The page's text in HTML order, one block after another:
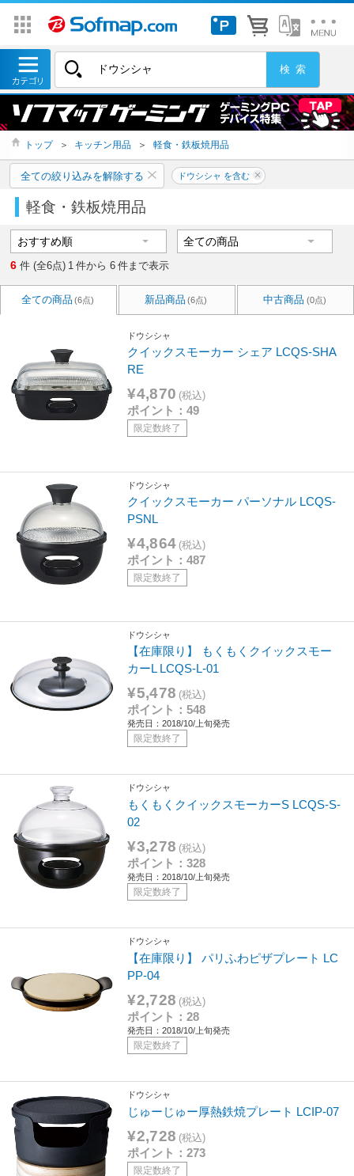
トップ ＞ キッチン用品 ＞ 軽食・鉄板焼用品
全ての絞り込みを解除する ドウシシャ を含む
軽食・鉄板焼用品
6 件 (全6点) 1 件から 6 件まで表示
全ての商品 (6点) 新品商品 (6点) 中古商品 (0点)
ドウシシャ
クイックスモーカー シェア LCQS-SHA
RE
¥4,870 (税込)
ポイント：49
限定数終了
ドウシシャ
クイックスモーカー パーソナル LCQS-
PSNL
¥4,864 (税込)
ポイント：487
限定数終了
ドウシシャ
【在庫限り】 もくもくクイックスモー
カーL LCQS-L-01
¥5,478 (税込)
ポイント：548
発売日：2018/10/上旬発売
限定数終了
ドウシシャ
もくもくクイックスモーカーS LCQS-S-
02
¥3,278 (税込)
ポイント：328
発売日：2018/10/上旬発売
限定数終了
ドウシシャ
【在庫限り】 パリふわピザプレート LC
PP-04
¥2,728 (税込)
ポイント：28
発売日：2018/10/上旬発売
限定数終了
ドウシシャ
じゅーじゅー厚熱鉄焼プレート LCIP-07
¥2,728 (税込)
ポイント：273
限定数終了